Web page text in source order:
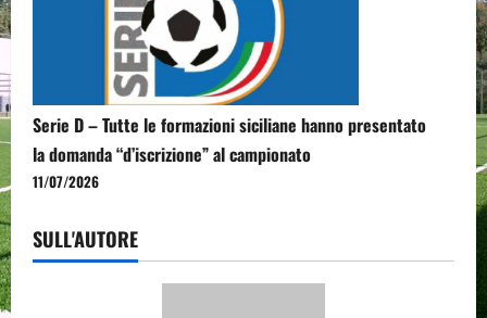
Serie D – Tutte le formazioni siciliane hanno presentato
la domanda “d’iscrizione” al campionato
11/07/2026
SULL'AUTORE